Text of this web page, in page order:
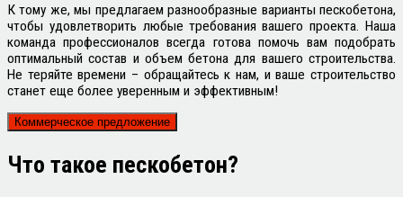
К тому же, мы предлагаем разнообразные варианты пескобетона,
чтобы удовлетворить любые требования вашего проекта. Наша
команда профессионалов всегда готова помочь вам подобрать
оптимальный состав и объем бетона для вашего строительства.
Не теряйте времени – обращайтесь к нам, и ваше строительство
станет еще более уверенным и эффективным!
Коммерческое предложение
Что такое пескобетон?